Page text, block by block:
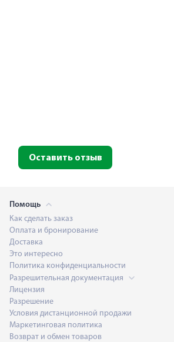
Оставить отзыв
Помощь
Как сделать заказ
Оплата и бронирование
Доставка
Это интересно
Политика конфиденциальности
Разрешительная документация
Лицензия
Разрешение
Условия дистанционной продажи
Маркетинговая политика
Возврат и обмен товаров